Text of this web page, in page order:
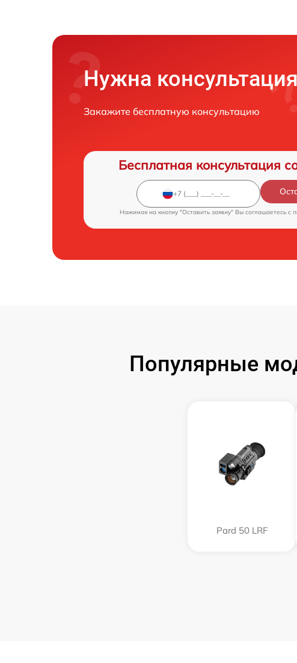
Нужна
Закажите бесплатную консультацию
Бесплатная консультация
Нажимая на кнопку "Оставить заявку" Вы соглашаетесь c
Популярные
Pard 50 LRF